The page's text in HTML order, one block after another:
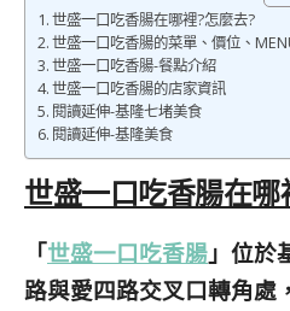
世盛一口吃香腸在哪裡?怎麼去?
世盛一口吃香腸的菜單、價位、
世盛一口吃香腸-餐點介紹
世盛一口吃香腸的店家資訊
閱讀延伸-基隆七堵美食
閱讀延伸-基隆美食
世盛一口吃香腸在哪
「世盛一口吃香腸 」位於
路與愛四路交叉口轉角處